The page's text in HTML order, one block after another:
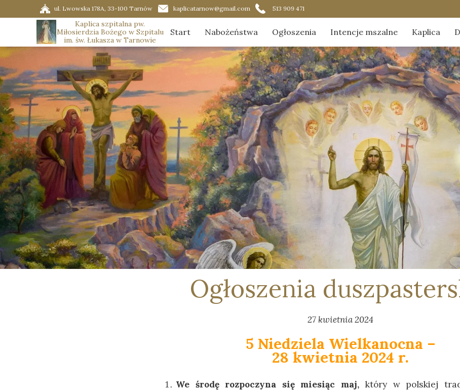
kaplicatarnow@gmail.com
ul. Lwowska 178A, 33-100 Tarnów 513 909 471
Kaplica szpitalna pw.
Miłosierdzia Bożego w Szpitalu
im. św. Łukasza w Tarnowie
Start Nabożeństwa
Porządek nabożeństw
Adoracja Najświętszego Sakramentu
Grafik czytania na Mszach Świętych
Ogłoszenia Intencje mszalne Kaplica
Aktualności
Galeria
O kaplicy
Zostaną w
O nas w
27 kwietnia 2024
Ogłoszenia
5 Niedziela Wielkanocna –
28 kwietnia 2024 r.
We środę rozpoczyna się miesiąc maj,który w polskiej